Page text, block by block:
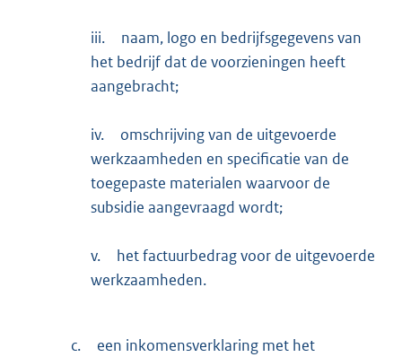
iii.
naam, logo en bedrijfsgegevens van
het bedrijf dat de voorzieningen heeft
aangebracht;
iv.
omschrijving van de uitgevoerde
werkzaamheden en specificatie van de
toegepaste materialen waarvoor de
subsidie aangevraagd wordt;
v.
het factuurbedrag voor de uitgevoerde
werkzaamheden.
c.
een inkomensverklaring met het